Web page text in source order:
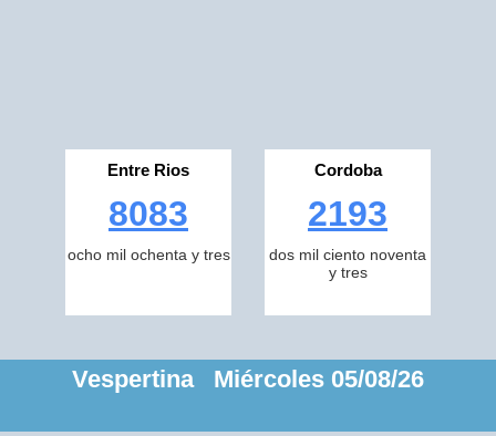
Entre Rios
8083
ocho mil ochenta y tres
Cordoba
2193
dos mil ciento noventa
y tres
Vespertina Miércoles 05/08/26